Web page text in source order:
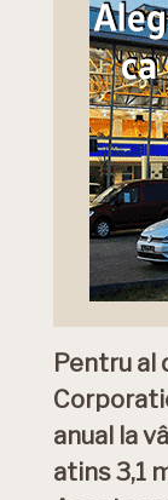
Pentru al
anual la
atins 3,1